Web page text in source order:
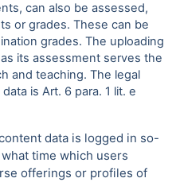
can also be assessed,
or grades. These can be
grades. The uploading
its assessment serves the
and teaching. The legal
is Art. 6 para. 1 lit. e
data is logged in so-
time which users
offerings or profiles of